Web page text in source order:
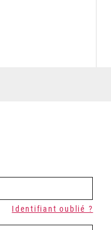
Identifiant oublié ?